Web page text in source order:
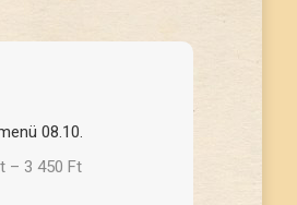
08.10.
– 3 450 FtÁrtartomány: